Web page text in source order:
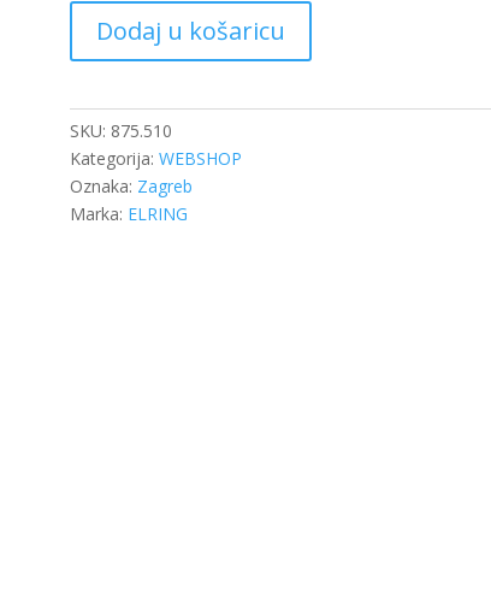
VENTILA
SC./DAF
količina
Dodaj u košaricu
SKU: 875.510
Kategorija:WEBSHOP
Oznaka: Zagreb
Marka: ELRING